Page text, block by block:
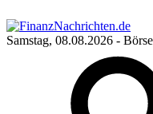
Samstag, 08.08.2026 -